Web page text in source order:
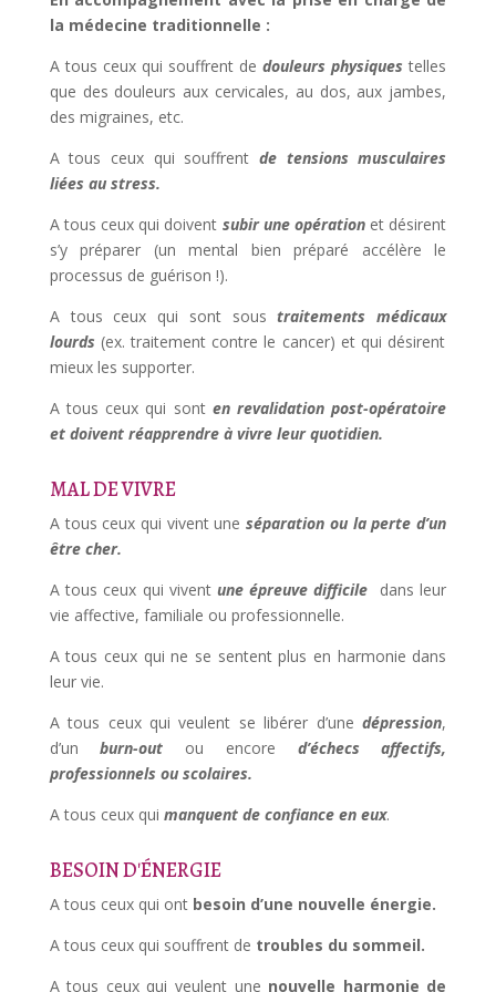
la médecine traditionnelle :
A tous ceux qui souffrent dedouleurs physiquestelles
que des douleurs aux cervicales, au dos, aux jambes,
des migraines, etc.
A tous ceux qui souffrent de tensions musculaires
liées au stress.
A tous ceux qui doivent subir une opérationet désirent
s’y préparer (un mental bien préparé accélère le
processus de guérison !).
A tous ceux qui sont soustraitements médicaux
lourds (ex. traitement contre le cancer) et qui désirent
mieux les supporter.
A tous ceux qui sont en revalidation post-opératoire
et doivent réapprendre à vivre leur quotidien.
MAL DE VIVRE
A tous ceux qui vivent uneséparation ou la perte d’un
être cher.
A tous ceux qui vivent une épreuve difficile dans leur
vie affective, familiale ou professionnelle.
A tous ceux qui ne se sentent plus en harmonie dans
leur vie.
A tous ceux qui veulent se libérer d’unedépression,
d’unburn-out ou encore d’échecs affectifs,
professionnels ou scolaires.
A tous ceux qui manquent de confiance en eux.
BESOIN D'ÉNERGIE
A tous ceux qui ont besoin d’une nouvelle énergie.
A tous ceux qui souffrent de troubles du sommeil.
A tous ceux qui veulent une nouvelle harmonie de